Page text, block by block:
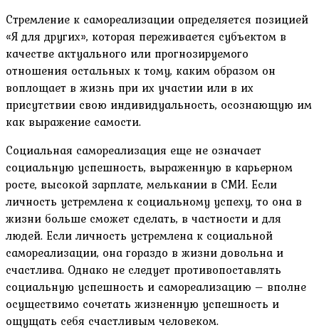
Стремление к самореализации определяется позицией
«Я для других», которая переживается субъектом в
качестве актуального или прогнозируемого
отношения остальных к тому, каким образом он
воплощает в жизнь при их участии или в их
присутствии свою индивидуальность, осознающую им
как выражение самости.
Социальная самореализация еще не означает
социальную успешность, выраженную в карьерном
росте, высокой зарплате, мелькании в СМИ. Если
личность устремлена к социальному успеху, то она в
жизни больше сможет сделать, в частности и для
людей. Если личность устремлена к социальной
самореализации, она гораздо в жизни довольна и
счастлива. Однако не следует противопоставлять
социальную успешность и самореализацию – вполне
осуществимо сочетать жизненную успешность и
ощущать себя счастливым человеком.